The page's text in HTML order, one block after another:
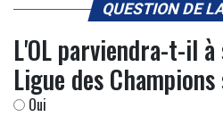
QUESTION DE
L'OL parviendra-t-il
Ligue des
Oui